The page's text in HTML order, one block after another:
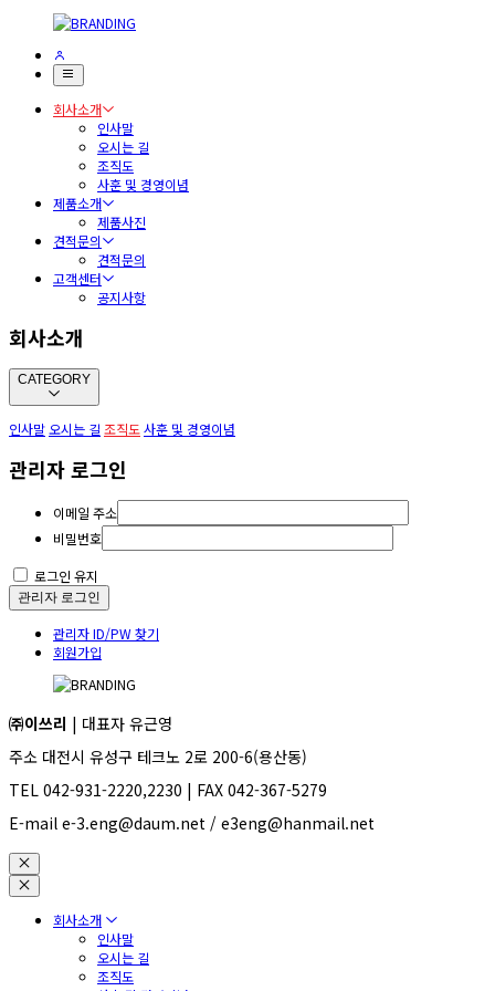
회사소개
인사말
오시는 길
조직도
사훈 및 경영이념
제품소개
제품사진
견적문의
견적문의
고객센터
공지사항
회사소개
CATEGORY
인사말오시는 길 조직도사훈 및 경영이념
관리자 로그인
이메일 주소
비밀번호
로그인 유지
관리자 로그인
관리자 ID/PW 찾기
회원가입
㈜이쓰리 | 대표자 유근영
주소 대전시 유성구 테크노 2로 200-6(용산동)
TEL 042-931-2220,2230 | FAX 042-367-5279
E-mail e-3.eng@daum.net / e3eng@hanmail.net
회사소개
인사말
오시는 길
조직도